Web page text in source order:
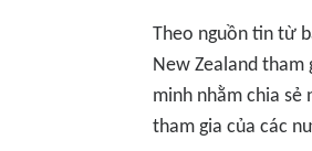
Theo nguồn tin từ
New Zealand
minh nhằm chia sẻ
tham gia của các